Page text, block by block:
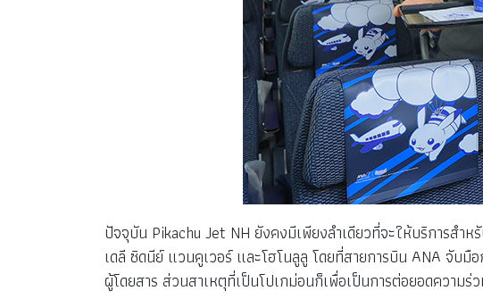
ปัจจุบัน Pikachu Jet NH ยังคงมีเพียงลำเดียวที่จะให้บริการสำ
เดลี ซิดนีย์ แวนคูเวอร์ และโฮโนลูลู โดยที่สายการบิน ANA จับ
ผู้โดยสาร ส่วนสาเหตุที่เป็นโปเกม่อนก็เพื่อเป็นการต่อยอดความ